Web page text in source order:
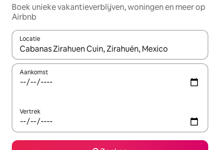
Boek unieke vakantieverblijven, woningen en meer op
Airbnb
Locatie
Wanneer er suggesties beschikbaar zijn, maak je een keuze
Aankomst
Vertrek